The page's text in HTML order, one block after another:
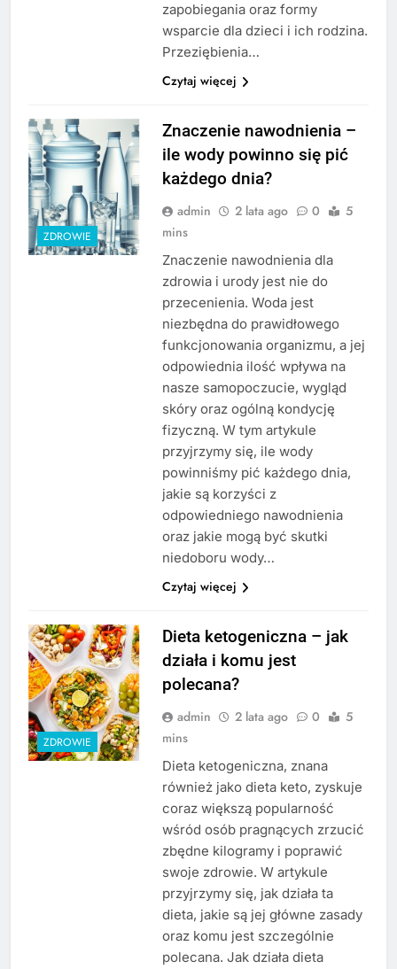
zapobiegania oraz formy
wsparcie dla dzieci i ich rodzina.
Przeziębienia…
Czytaj więcej
ZDROWIE
Znaczenie nawodnienia –
ile wody powinno się pić
każdego dnia?
admin 2 lata ago 0
5
mins
Znaczenie nawodnienia dla
zdrowia i urody jest nie do
przecenienia. Woda jest
niezbędna do prawidłowego
funkcjonowania organizmu, a jej
odpowiednia ilość wpływa na
nasze samopoczucie, wygląd
skóry oraz ogólną kondycję
fizyczną. W tym artykule
przyjrzymy się, ile wody
powinniśmy pić każdego dnia,
jakie są korzyści z
odpowiedniego nawodnienia
oraz jakie mogą być skutki
niedoboru wody…
Czytaj więcej
ZDROWIE
Dieta ketogeniczna – jak
działa i komu jest
polecana?
admin 2 lata ago 0
5
mins
Dieta ketogeniczna, znana
również jako dieta keto, zyskuje
coraz większą popularność
wśród osób pragnących zrzucić
zbędne kilogramy i poprawić
swoje zdrowie. W artykule
przyjrzymy się, jak działa ta
dieta, jakie są jej główne zasady
oraz komu jest szczególnie
polecana. Jak działa dieta